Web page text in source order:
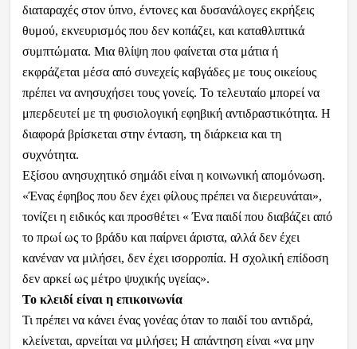
διαταραχές στον ύπνο, έντονες και δυσανάλογες εκρήξεις
θυμού, εκνευρισμός που δεν κοπάζει, και καταθλιπτικά
συμπτώματα. Μια θλίψη που φαίνεται στα μάτια ή
εκφράζεται μέσα από συνεχείς καβγάδες με τους οικείους
πρέπει να ανησυχήσει τους γονείς. Το τελευταίο μπορεί να
μπερδευτεί με τη φυσιολογική εφηβική αντιδραστικότητα. Η
διαφορά βρίσκεται στην ένταση, τη διάρκεια και τη
συχνότητα.
Εξίσου ανησυχητικό σημάδι είναι η κοινωνική απομόνωση.
«Ένας έφηβος που δεν έχει φίλους πρέπει να διερευνάται»,
τονίζει η ειδικός και προσθέτει « Ένα παιδί που διαβάζει από
το πρωί ως το βράδυ και παίρνει άριστα, αλλά δεν έχει
κανέναν να μιλήσει, δεν έχει ισορροπία. Η σχολική επίδοση
δεν αρκεί ως μέτρο ψυχικής υγείας».
Το κλειδί είναι η επικοινωνία
Τι πρέπει να κάνει ένας γονέας όταν το παιδί του αντιδρά,
κλείνεται, αρνείται να μιλήσει; Η απάντηση είναι «να μην